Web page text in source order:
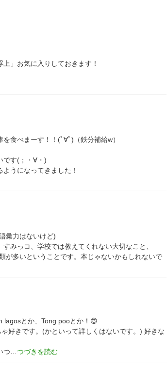
」お気に入りしておきます！
食べまーす！！(ﾟ∀ﾟ)（鉄分補給w）
です(；・∀・)
うになってきました！
彙力はないけど)
みっコ、学校では教えてくれない大切なこと、
が多いということです。本じゃないかもしれないで
lagosとか、Tong pooとか！😍
好きです。(かといって詳しくはないです。) 好きな
つ